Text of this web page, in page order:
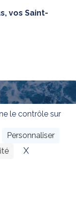
le contrôle sur
Personnaliser
XMasquer
vos Saint-